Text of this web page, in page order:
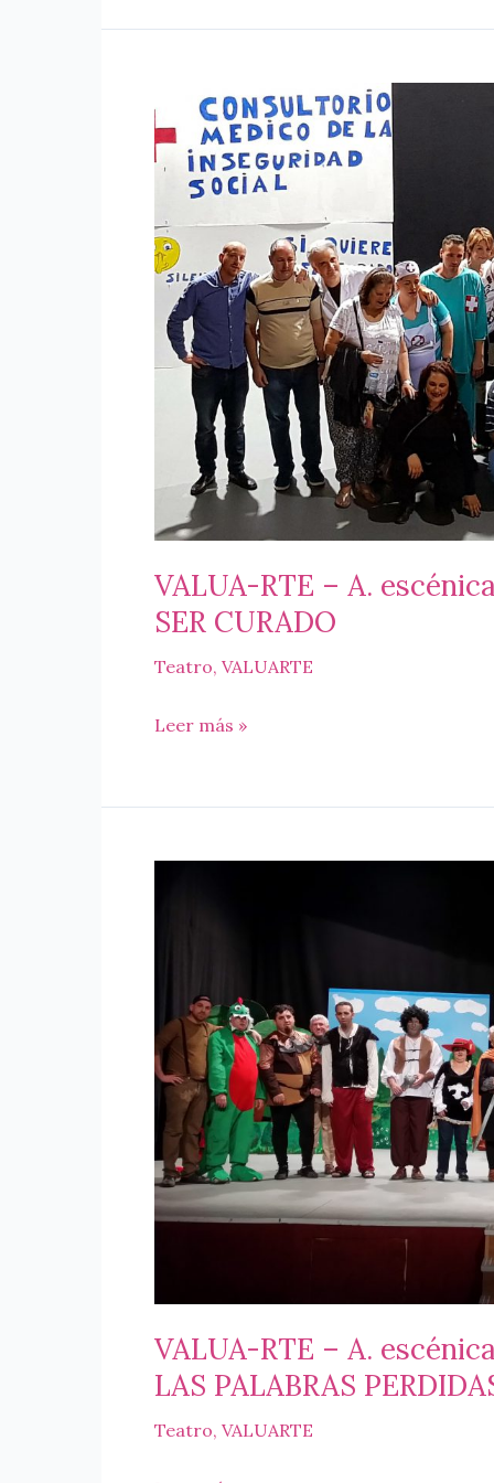
A.
TEATRO
–
2018
MAGO
DE
OZ
VALUA-RTE – A.
SER CURADO
Teatro, VALUARTE
VALUA-
A.
–
QUIERE
SER
CURADO
Leer más »
VALUA-RTE – A.
LAS PALABRAS
Teatro, VALUARTE